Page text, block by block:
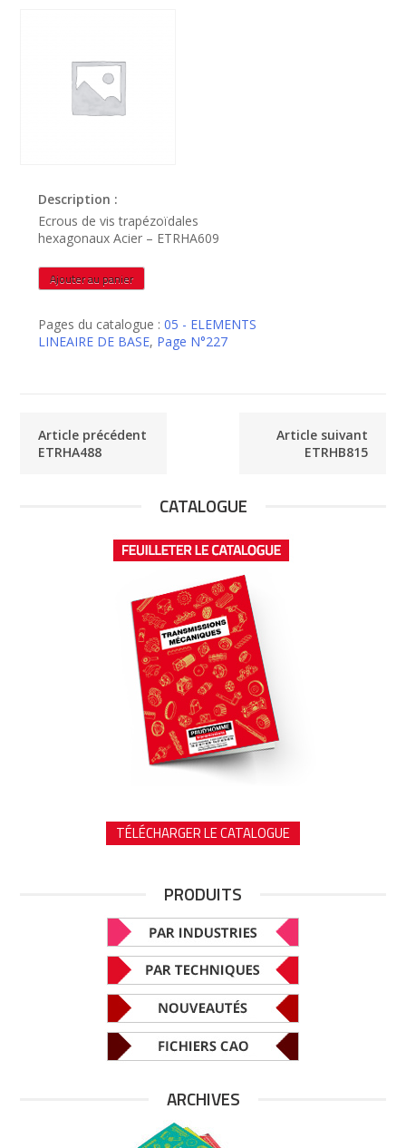
Description :
Ecrous de vis trapézoïdales
hexagonaux Acier – ETRHA609
quantité
de
Ajouter au panier
Pages du catalogue :05 - ELEMENTS
LINEAIRE DE BASE, Page N°227
Article précédent
ETRHA488
Article suivant
ETRHB815
CATALOGUE
TÉLÉCHARGER LE CATALOGUE
PRODUITS
ARCHIVES